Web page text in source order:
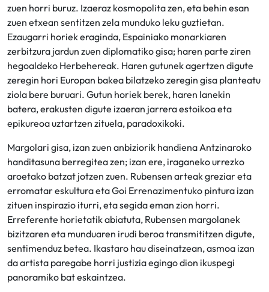
zuen horri buruz. Izaeraz kosmopolita zen, eta behin esan
zuen etxean sentitzen zela munduko leku guztietan.
Ezaugarri horiek eraginda, Espainiako monarkiaren
zerbitzura jardun zuen diplomatiko gisa; haren parte ziren
hegoaldeko Herbehereak. Haren gutunek agertzen digute
zeregin hori Europan bakea bilatzeko zeregin gisa planteatu
ziola bere buruari. Gutun horiek berek, haren lanekin
batera, erakusten digute izaeran jarrera estoikoa eta
epikureoa uztartzen zituela, paradoxikoki.
Margolari gisa, izan zuen anbiziorik handiena Antzinaroko
handitasuna berregitea zen; izan ere, iraganeko urrezko
aroetako batzat jotzen zuen. Rubensen arteak greziar eta
erromatar eskultura eta Goi Errenazimentuko pintura izan
zituen inspirazio iturri, eta segida eman zion horri.
Erreferente horietatik abiatuta, Rubensen margolanek
bizitzaren eta munduaren irudi beroa transmititzen digute,
sentimenduz betea. Ikastaro hau diseinatzean, asmoa izan
da artista paregabe horri justizia egingo dion ikuspegi
panoramiko bat eskaintzea.